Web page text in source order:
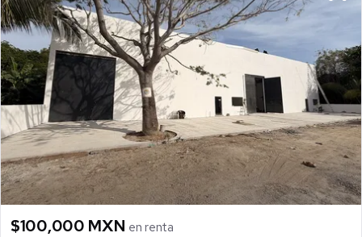
$100,000 MXN en renta